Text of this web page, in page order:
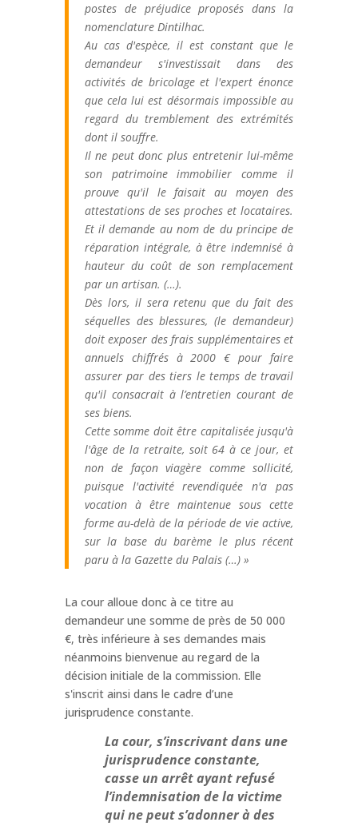
postes de préjudice proposés dans la
nomenclature Dintilhac.
Au cas d'espèce, il est constant que le
demandeur s'investissait dans des
activités de bricolage et l'expert énonce
que cela lui est désormais impossible au
regard du tremblement des extrémités
dont il souffre.
Il ne peut donc plus entretenir lui-même
son patrimoine immobilier comme il
prouve qu'il le faisait au moyen des
attestations de ses proches et locataires.
Et il demande au nom de du principe de
réparation intégrale, à être indemnisé à
hauteur du coût de son remplacement
par un artisan. (…).
Dès lors, il sera retenu que du fait des
séquelles des blessures, (le demandeur)
doit exposer des frais supplémentaires et
annuels chiffrés à 2000 € pour faire
assurer par des tiers le temps de travail
qu'il consacrait à l’entretien courant de
ses biens.
Cette somme doit être capitalisée jusqu'à
l'âge de la retraite, soit 64 à ce jour, et
non de façon viagère comme sollicité,
puisque l'activité revendiquée n'a pas
vocation à être maintenue sous cette
forme au-delà de la période de vie active,
sur la base du barème le plus récent
paru à la Gazette du Palais (…) »
La cour alloue donc à ce titre au
demandeur une somme de près de 50 000
€, très inférieure à ses demandes mais
néanmoins bienvenue au regard de la
décision initiale de la commission. Elle
s'inscrit ainsi dans le cadre d’une
jurisprudence constante.
La cour, s’inscrivant dans une
jurisprudence constante,
casse un arrêt ayant refusé
l’indemnisation de la victime
qui ne peut s’adonner à des